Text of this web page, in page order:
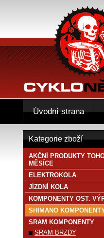
Kategorie zboží
AKČNÍ PRODUKTY
MĚSÍCE
ELEKTROKOLA
JÍZDNÍ KOLA
KOMPONENTY OST.
SHIMANO
SRAM KOMPONENTY
SRAM BRZDY
Úvodní strana